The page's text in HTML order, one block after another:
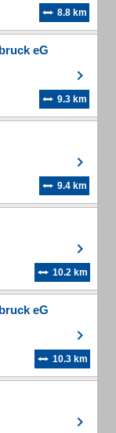
8.8 km
eG
9.3 km
9.4 km
10.2 km
eG
10.3 km